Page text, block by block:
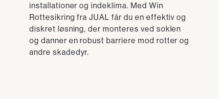
installationer og indeklima. Med Win
Rottesikring fra JUAL får du en effektiv og
diskret løsning, der monteres ved soklen
og danner en robust barriere mod rotter og
andre skadedyr.